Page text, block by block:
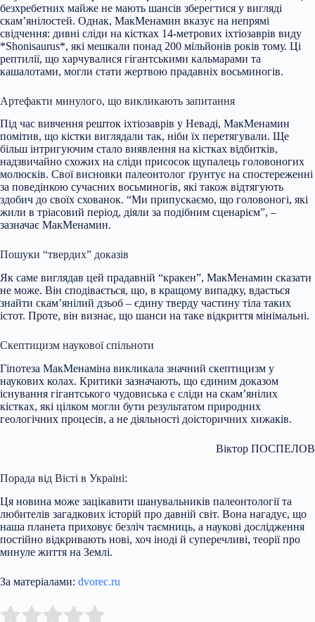
безхребетних майже не мають шансів зберегтися у вигляді
скам’янілостей. Однак, МакМенамин вказує на непрямі
свідчення: дивні сліди на кістках 14-метрових іхтіозаврів виду
*Shonisaurus*, які мешкали понад 200 мільйонів років тому. Ці
рептилії, що харчувалися гігантськими кальмарами та
кашалотами, могли стати жертвою прадавніх восьминогів.
Артефакти минулого, що викликають запитання
Під час вивчення решток іхтіозаврів у Неваді, МакМенамин
помітив, що кістки виглядали так, ніби їх перетягували. Ще
більш інтригуючим стало виявлення на кістках відбитків,
надзвичайно схожих на сліди присосок щупалець головоногих
молюсків. Свої висновки палеонтолог ґрунтує на спостереженні
за поведінкою сучасних восьминогів, які також відтягують
здобич до своїх схованок. “Ми припускаємо, що головоногі, які
жили в тріасовий період, діяли за подібним сценарієм”, –
зазначає МакМенамин.
Пошуки “твердих” доказів
Як саме виглядав цей прадавній “кракен”, МакМенамин сказати
не може. Він сподівається, що, в кращому випадку, вдасться
знайти скам’янілий дзьоб – єдину тверду частину тіла таких
істот. Проте, він визнає, що шанси на таке відкриття мінімальні.
Скептицизм наукової спільноти
Гіпотеза МакМенаміна викликала значний скептицизм у
наукових колах. Критики зазначають, що єдиним доказом
існування гігантського чудовиська є сліди на скам’янілих
кістках, які цілком могли бути результатом природних
геологічних процесів, а не діяльності доісторичних хижаків.
Віктор ПОСПЕЛОВ
Порада від Вісті в Україні:
Ця новина може зацікавити шанувальників палеонтології та
любителів загадкових історій про давній світ. Вона нагадує, що
наша планета приховує безліч таємниць, а наукові дослідження
постійно відкривають нові, хоч іноді й суперечливі, теорії про
минуле життя на Землі.
За матеріалами: dvorec.ru
Rate this item: